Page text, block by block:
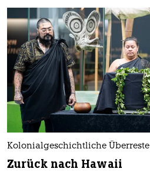
Kolonialgeschichtliche Überreste
Zurück nach Hawaii